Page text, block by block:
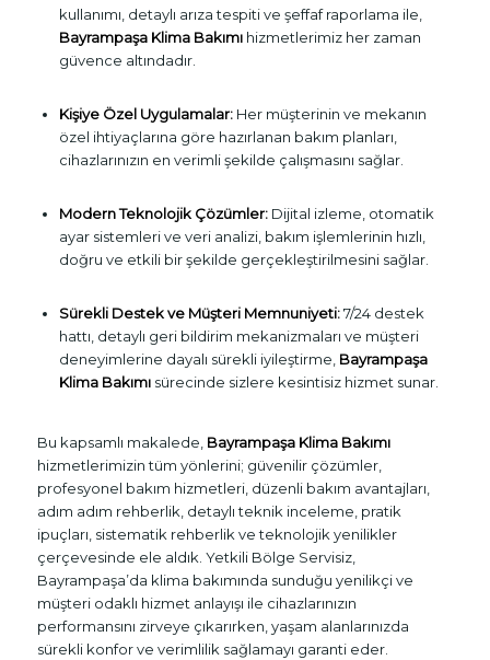
kullanımı, detaylı arıza tespiti ve şeffaf raporlama ile,
Bayrampaşa Klima Bakımıhizmetlerimiz her zaman
güvence altındadır.
Kişiye Özel Uygulamalar:Her müşterinin ve mekanın
özel ihtiyaçlarına göre hazırlanan bakım planları,
cihazlarınızın en verimli şekilde çalışmasını sağlar.
Modern Teknolojik Çözümler:Dijital izleme, otomatik
ayar sistemleri ve veri analizi, bakım işlemlerinin hızlı,
doğru ve etkili bir şekilde gerçekleştirilmesini sağlar.
Sürekli Destek ve Müşteri Memnuniyeti:7/24 destek
hattı, detaylı geri bildirim mekanizmaları ve müşteri
deneyimlerine dayalı sürekli iyileştirme, Bayrampaşa
Klima Bakımısürecinde sizlere kesintisiz hizmet sunar.
Bu kapsamlı makalede, Bayrampaşa Klima Bakımı
hizmetlerimizin tüm yönlerini; güvenilir çözümler,
profesyonel bakım hizmetleri, düzenli bakım avantajları,
adım adım rehberlik, detaylı teknik inceleme, pratik
ipuçları, sistematik rehberlik ve teknolojik yenilikler
çerçevesinde ele aldık. Yetkili Bölge Servisiz,
Bayrampaşa’da klima bakımında sunduğu yenilikçi ve
müşteri odaklı hizmet anlayışı ile cihazlarınızın
performansını zirveye çıkarırken, yaşam alanlarınızda
sürekli konfor ve verimlilik sağlamayı garanti eder.